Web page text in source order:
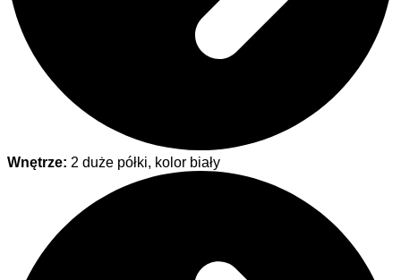
Wnętrze: 2 duże półki, kolor biały